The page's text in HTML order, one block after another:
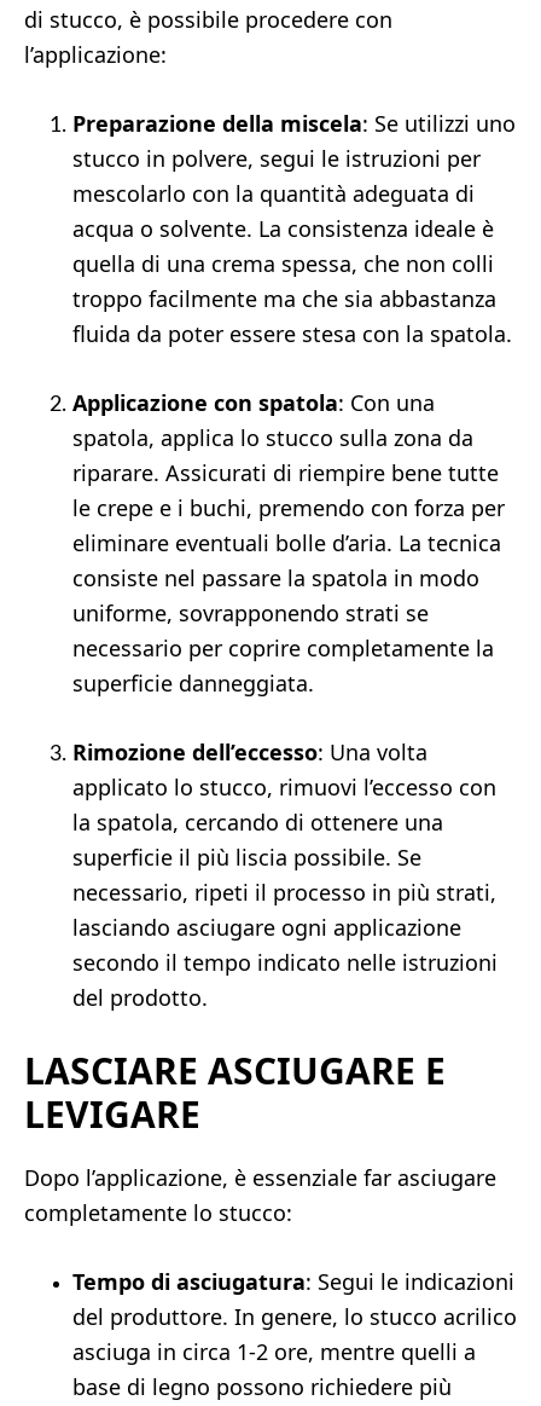
di stucco, è possibile procedere con
l’applicazione:
Preparazione della miscela: Se utilizzi uno
stucco in polvere, segui le istruzioni per
mescolarlo con la quantità adeguata di
acqua o solvente. La consistenza ideale è
quella di una crema spessa, che non colli
troppo facilmente ma che sia abbastanza
fluida da poter essere stesa con la spatola.
Applicazione con spatola: Con una
spatola, applica lo stucco sulla zona da
riparare. Assicurati di riempire bene tutte
le crepe e i buchi, premendo con forza per
eliminare eventuali bolle d’aria. La tecnica
consiste nel passare la spatola in modo
uniforme, sovrapponendo strati se
necessario per coprire completamente la
superficie danneggiata.
Rimozione dell’eccesso: Una volta
applicato lo stucco, rimuovi l’eccesso con
la spatola, cercando di ottenere una
superficie il più liscia possibile. Se
necessario, ripeti il processo in più strati,
lasciando asciugare ogni applicazione
secondo il tempo indicato nelle istruzioni
del prodotto.
LASCIARE ASCIUGARE E
LEVIGARE
Dopo l’applicazione, è essenziale far asciugare
completamente lo stucco:
Tempo di asciugatura: Segui le indicazioni
del produttore. In genere, lo stucco acrilico
asciuga in circa 1-2 ore, mentre quelli a
base di legno possono richiedere più